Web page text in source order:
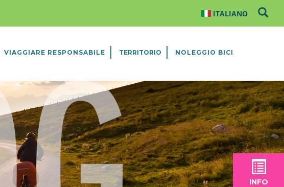
VIAGGIARE RESPONSABILE TERRITORIO NOLEGGIO BICI
INFO